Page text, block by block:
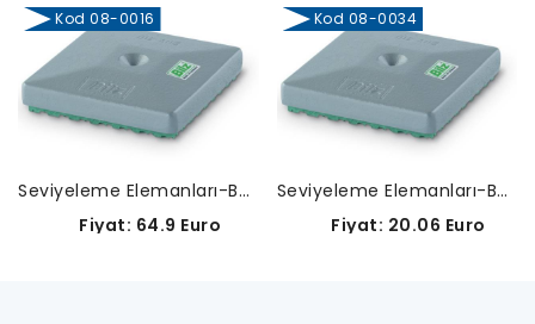
Kod 08-0016
Seviyeleme Elemanları-BNV(Kare)-08-0016
Fiyat: 64.9 Euro
Kod 08-0034
Seviyeleme Elemanları-BNV(Kare)-08-0034
Fiyat: 20.06 Euro